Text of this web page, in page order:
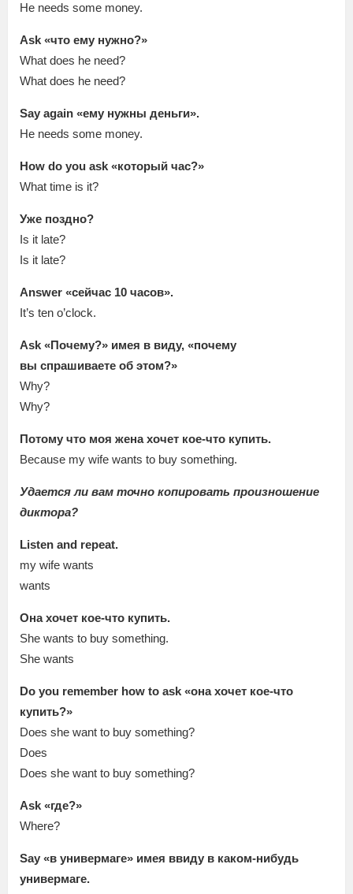
He needs some money.
Ask «что ему нужно?»
What does he need?
What does he need?
Say again «ему нужны деньги».
He needs some money.
How do you ask «который час?»
What time is it?
Уже поздно?
Is it late?
Is it late?
Answer «сейчас 10 часов».
It’s ten o’clock.
Ask «Почему?» имея в виду, «почему
вы спрашиваете об этом?»
Why?
Why?
Потому что моя жена хочет кое-что купить.
Because my wife wants to buy something.
Удается ли вам точно копировать произношение
диктора?
Listen and repeat.
my wife wants
wants
Она хочет кое-что купить.
She wants to buy something.
She wants
Do you remember how to ask «она хочет кое-что
купить?»
Does she want to buy something?
Does
Does she want to buy something?
Ask «где?»
Where?
Say «в универмаге» имея ввиду в каком-нибудь
универмаге.